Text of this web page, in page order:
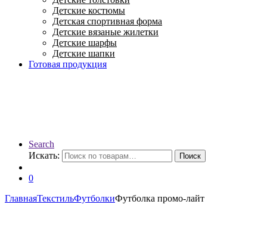
Детские костюмы
Детская спортивная форма
Детские вязаные жилетки
Детские шарфы
Детские шапки
Готовая продукция
Search
Искать:
Поиск
0
ГлавнаяТекстильФутболкиФутболка промо-лайт